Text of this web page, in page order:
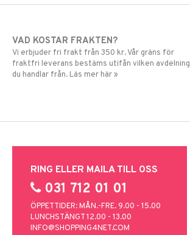
VAD KOSTAR FRAKTEN?
Vi erbjuder fri frakt från 350 kr. Vår gräns för
fraktfri leverans bestäms utifån vilken avdelning
du handlar från. Läs mer här »
RING ELLER MAILA TILL OSS
031 712 01 01
ÖPPETTIDER: MÅN.-FRE. 9.00 - 15.00
LUNCHSTÄNGT 12.00 - 13.00
INFO@SHOPPING4NET.COM